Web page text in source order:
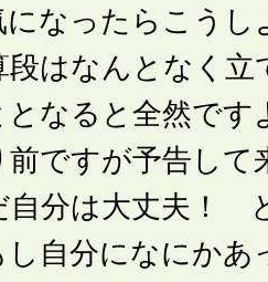
になったらこう
段はなんとなく立
なると全然です
ですが予告して
自分は大丈夫！
自分になにかあ